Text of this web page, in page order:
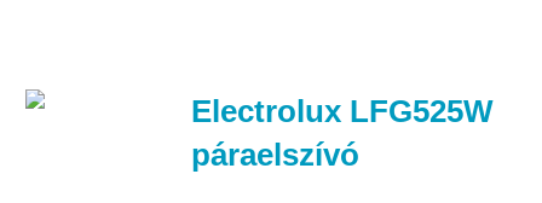
Electrolux LFG525W
páraelszívó